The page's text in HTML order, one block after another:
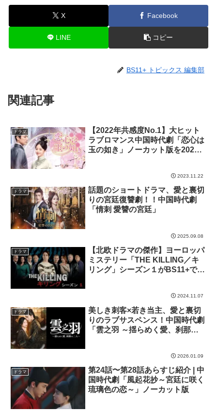
X Facebook
LINE コピー
BS11+ トピックス 編集部
関連記事
ドラマ
【2022年共感度No.1】大ヒット
ラブロマンス中国時代劇「恋心は
玉の如き」ノーカット版を2023
2023.11.22
ドラマ
話題のショートドラマ、愛と裏切
りの宮廷復讐劇！！中国時代劇
「情刺 愛讐の宮廷」
2025.09.08
ドラマ
【北欧ドラマの傑作】ヨーロッパ
ミステリー「THE KILLING／キ
リング」シーズン１がBS11+で配
2024.11.07
ドラマ
美しき刺客×若き当主、愛と裏切
りのラブサスペンス！中国時代劇
「雲之羽 ～揺らめく愛、刹那の
2026.01.09
ドラマ
第24話〜第28話あらすじ紹介 | 中
国時代劇「風起花抄～宮廷に咲く
琉璃色の恋～」ノーカット版